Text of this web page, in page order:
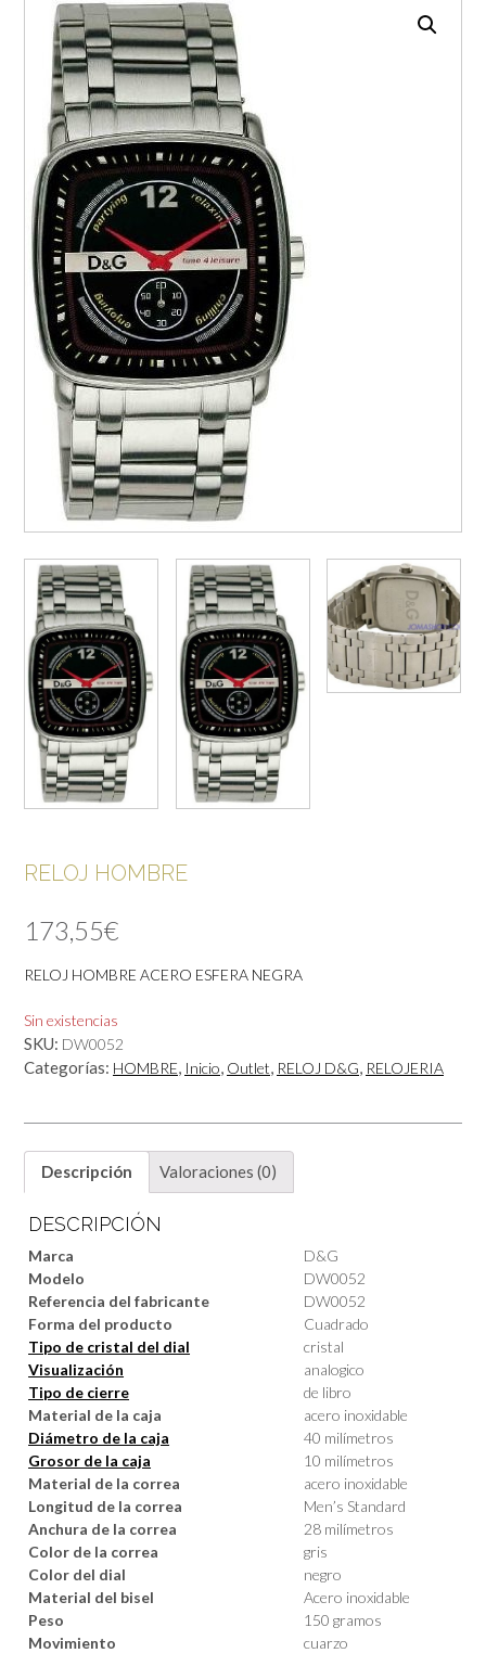
RELOJ HOMBRE
173,55€
RELOJ HOMBRE ACERO ESFERA NEGRA
Sin existencias
SKU: DW0052
Categorías: HOMBRE, Inicio, Outlet, RELOJ D&G, RELOJERIA
Descripción Valoraciones (0)
DESCRIPCIÓN
Marca
D&G
Modelo
DW0052
Referencia del fabricante
DW0052
Forma del producto
Cuadrado
Tipo de cristal del dial
cristal
Visualización
analogico
Tipo de cierre
de libro
Material de la caja
acero inoxidable
Diámetro de la caja
40 milímetros
Grosor de la caja
10 milímetros
Material de la correa
acero inoxidable
Longitud de la correa
Men’s Standard
Anchura de la correa
28 milímetros
Color de la correa
gris
Color del dial
negro
Material del bisel
Acero inoxidable
Peso
150 gramos
Movimiento
cuarzo